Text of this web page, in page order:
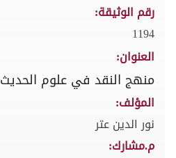
رقم الوثيقة:
1194
العنوان:
منهج النقد في علوم الحديث
المؤلف:
نور الدين عتر
م.مشارك: